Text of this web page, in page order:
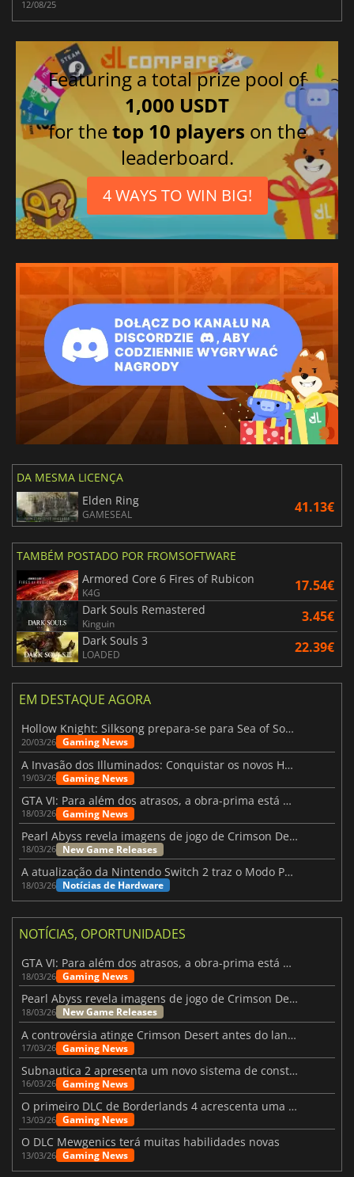
12/08/25
Featuring a total prize pool of
1,000 USDT
for thetop 10 players on the
leaderboard.
4 WAYS TO WIN BIG!
DA MESMA LICENÇA
Elden Ring
GAMESEAL 41.13€
TAMBÉM POSTADO POR FROMSOFTWARE
Armored Core 6 Fires of Rubicon
K4G 17.54€
Dark Souls Remastered
Kinguin 3.45€
Dark Souls 3
LOADED 22.39€
EM DESTAQUE AGORA
Hollow Knight: Silksong prepara-se para Sea of Sorrow com um patch
20/03/26 Gaming News
A Invasão dos Illuminados: Conquistar os novos Helldivers 2 Atualização!
19/03/26 Gaming News
GTA VI: Para além dos atrasos, a obra-prima está quase a chegar
18/03/26 Gaming News
Pearl Abyss revela imagens de jogo de Crimson Desert para a PS5
18/03/26 New Game Releases
A atualização da Nintendo Switch 2 traz o Modo Portátil aos jogos mais antigos da Switch
18/03/26 Notícias de Hardware
NOTÍCIAS, OPORTUNIDADES
GTA VI: Para além dos atrasos, a obra-prima está quase a chegar
18/03/26 Gaming News
Pearl Abyss revela imagens de jogo de Crimson Desert para a PS5
18/03/26 New Game Releases
A controvérsia atinge Crimson Desert antes do lançamento
17/03/26 Gaming News
Subnautica 2 apresenta um novo sistema de construção de bases
16/03/26 Gaming News
O primeiro DLC de Borderlands 4 acrescenta uma nova personagem e muito mais
13/03/26 Gaming News
O DLC Mewgenics terá muitas habilidades novas
13/03/26 Gaming News